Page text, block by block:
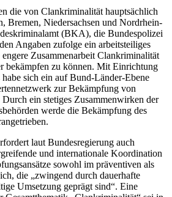
die von Clankriminalität hauptsächlich
Bremen, Niedersachsen und Nordrhein-
(BKA), die Bundespolizei
Angaben zufolge ein arbeitsteiliges
Zusammenarbeit Clankriminalität
bekämpfen zu können. Mit Einrichtung
sich ein auf Bund-Länder-Ebene
zur Bekämpfung von
ein stetiges Zusammenwirken der
werde die Bekämpfung des
laut Bundesregierung auch
und internationale Koordination
sowohl im präventiven als
die „zwingend durch dauerhafte
Umsetzung geprägt sind“. Eine